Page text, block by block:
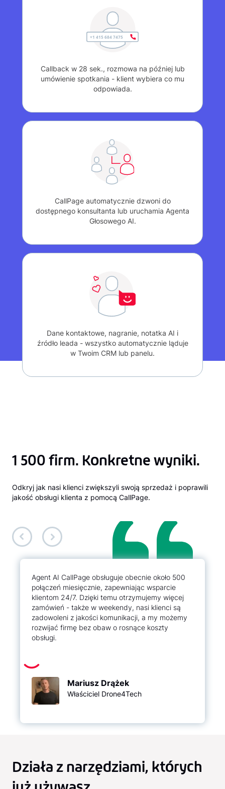
Callback w 28 sek., rozmowa na później lub
umówienie spotkania - klient wybiera co mu
odpowiada.
CallPage automatycznie dzwoni do
dostępnego konsultanta lub uruchamia Agenta
Głosowego AI.
Dane kontaktowe, nagranie, notatka AI i
źródło leada - wszystko automatycznie ląduje
w Twoim CRM lub panelu.
1 500 firm. Konkretne wyniki.
Odkryj jak nasi klienci zwiększyli swoją sprzedaż i poprawili
jakość obsługi klienta z pomocą CallPage.
Agent AI CallPage obsługuje obecnie około 500
połączeń miesięcznie, zapewniając wsparcie
klientom 24/7. Dzięki temu otrzymujemy więcej
zamówień - także w weekendy, nasi klienci są
zadowoleni z jakości komunikacji, a my możemy
rozwijać firmę bez obaw o rosnące koszty
obsługi.
Mariusz Drążek
Właściciel Drone4Tech
Działa z narzędziami, których